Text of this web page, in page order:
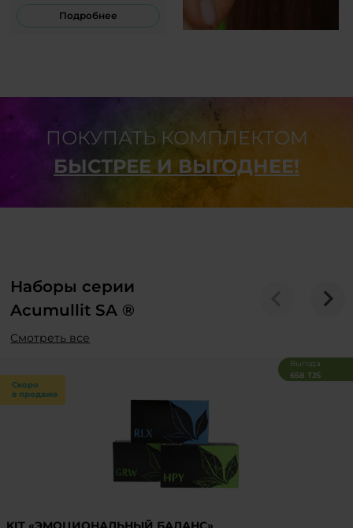
Подробнее
ПОКУПАТЬ КОМПЛЕКТОМ
БЫСТРЕЕ И ВЫГОДНЕЕ!
Наборы серии
Acumullit SA ®
Смотреть все
Выгода
658 TJS
Скоро
в продаже